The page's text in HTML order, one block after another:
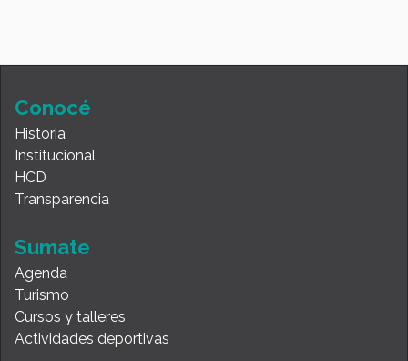
Conocé
Historia
Institucional
HCD
Transparencia
Sumate
Agenda
Turismo
Cursos y talleres
Actividades deportivas